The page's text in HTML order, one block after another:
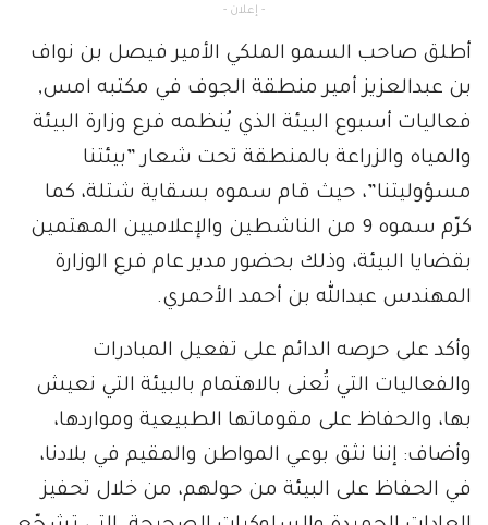
- إعلان -
أطلق صاحب السمو الملكي الأمير فيصل بن نواف
بن عبدالعزيز أمير منطقة الجوف في مكتبه امس,
فعاليات أسبوع البيئة الذي يُنظمه فرع وزارة البيئة
والمياه والزراعة بالمنطقة تحت شعار ‎”بيئتنا
مسؤوليتنا”، حيث قام سموه بسقاية شتلة، كما
كرّم سموه 9 من الناشطين والإعلاميين المهتمين
بقضايا البيئة، وذلك بحضور مدير عام فرع الوزارة
المهندس عبدالله بن أحمد الأحمري.
وأكد على حرصه الدائم على تفعيل المبادرات
والفعاليات التي تُعنى بالاهتمام بالبيئة التي نعيش
بها، والحفاظ على مقوماتها الطبيعية ومواردها،
وأضاف: إننا نثق بوعي المواطن والمقيم في بلادنا،
في الحفاظ على البيئة من حولهم، من خلال تحفيز